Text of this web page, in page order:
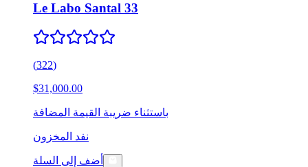
Le Labo Santal 33
(322)
$31,000.00
باستثناء ضريبة القيمة المضافة
نفد المخزون
أضف إلى السلة